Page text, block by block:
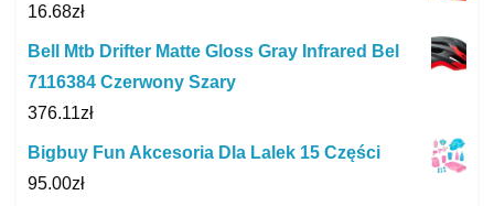
16.68zł
Bell Mtb Drifter Matte Gloss Gray Infrared Bel
7116384 Czerwony Szary
376.11zł
Bigbuy Fun Akcesoria Dla Lalek 15 Części
95.00zł